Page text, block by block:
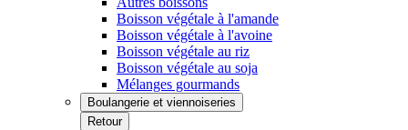
Boisson végétale à l'amande
Boisson végétale à l'avoine
Boisson végétale au riz
Boisson végétale au soja
Mélanges gourmands
Boulangerie et viennoiseries
Retour